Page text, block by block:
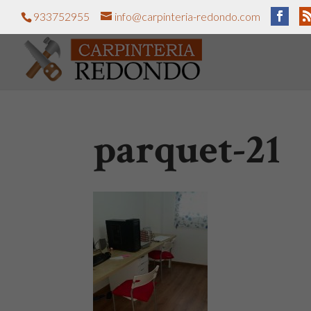
933752955 info@carpinteria-redondo.com
parquet-21